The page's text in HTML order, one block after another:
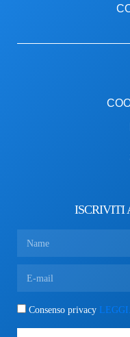
ISCRIVITI
Consenso privacy LEGGI.